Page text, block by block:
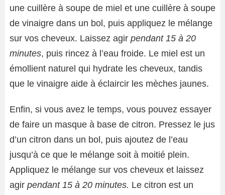
une cuillère à soupe de miel et une cuillère à soupe
de vinaigre dans un bol, puis appliquez le mélange
sur vos cheveux. Laissez agir pendant 15 à 20
minutes, puis rincez à l’eau froide. Le miel est un
émollient naturel qui hydrate les cheveux, tandis
que le vinaigre aide à éclaircir les mèches jaunes.
Enfin, si vous avez le temps, vous pouvez essayer
de faire un masque à base de citron. Pressez le jus
d’un citron dans un bol, puis ajoutez de l’eau
jusqu’à ce que le mélange soit à moitié plein.
Appliquez le mélange sur vos cheveux et laissez
agir pendant 15 à 20 minutes. Le citron est un